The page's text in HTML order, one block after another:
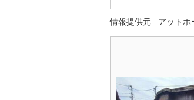
情報提供元 アットホ